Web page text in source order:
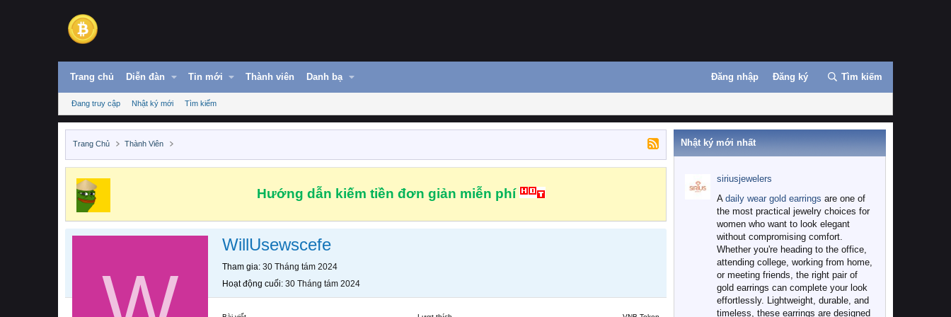
Trang chủ Diễn đàn Tin mới Thành viên Danh bạ Đăng nhập Đăng ký Tìm kiếm
Đang truy cập Nhật ký mới Tìm kiếm
Trang Chủ Thành Viên
Hướng dẫn kiếm tiền đơn giản miễn phí
WillUsewscefe
Tham gia 30 Tháng tám 2024
Hoạt động cuối 30 Tháng tám 2024
Nhật ký mới nhất
siriusjewelers
A daily wear gold earrings are one of
the most practical jewelry choices for
women who want to look elegant
without compromising comfort.
Whether you're heading to the office,
attending college, working from home,
or meeting friends, the right pair of
gold earrings can complete your look
effortlessly. Lightweight, durable, and
timeless, these earrings are designed